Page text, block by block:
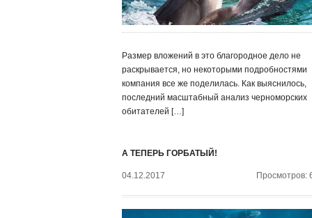
Размер вложений в это благородное дело не
раскрывается, но некоторыми подробностями
компания все же поделилась. Как выяснилось,
последний масштабный анализ черноморских
обитателей […]
А ТЕПЕРЬ ГОРБАТЫЙ!
04.12.2017 Просмотров: